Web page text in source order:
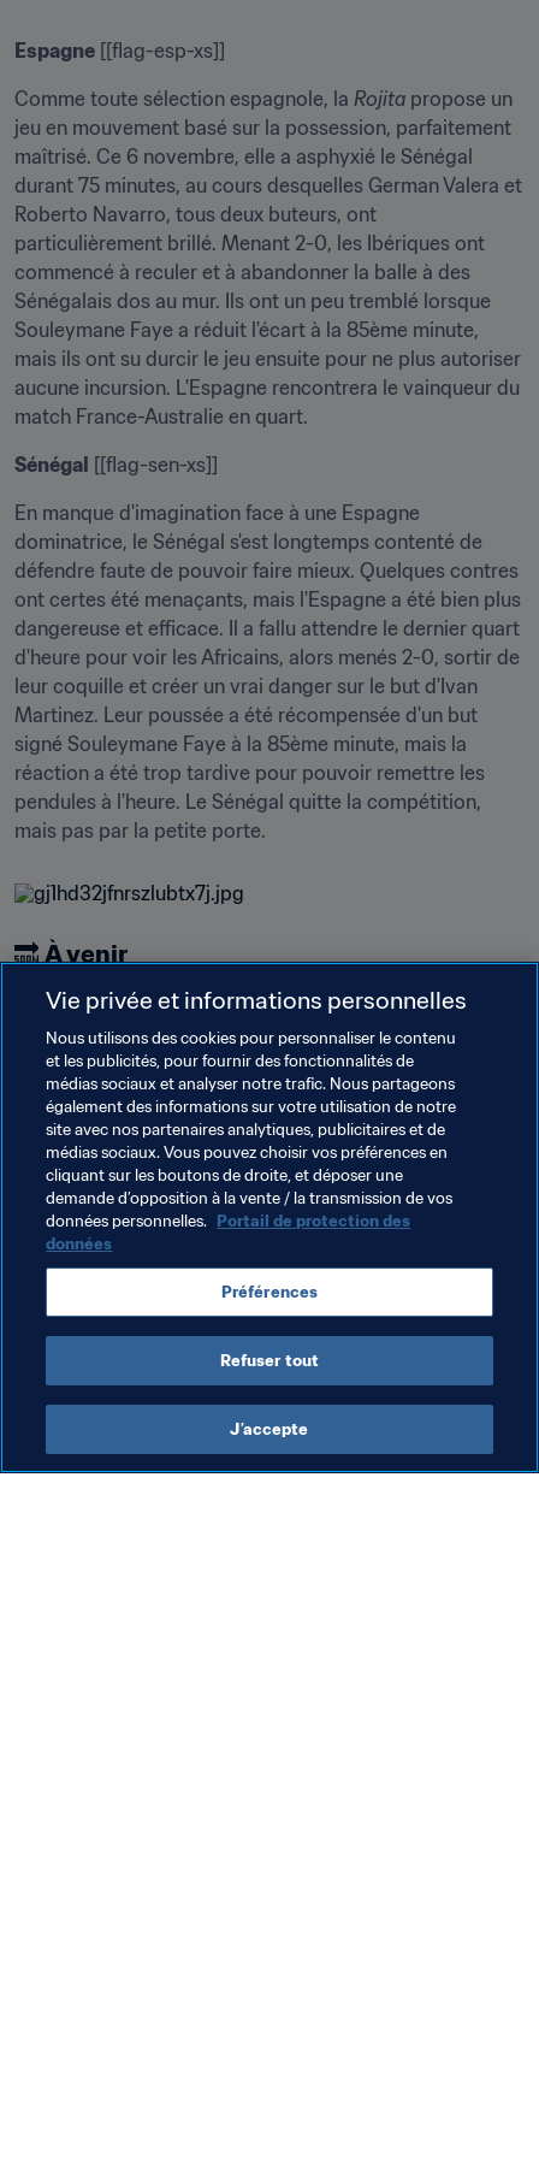
Espagne [[flag-esp-xs]]
Comme toute sélection espagnole, la Rojita propose un
jeu en mouvement basé sur la possession, parfaitement
maîtrisé. Ce 6 novembre, elle a asphyxié le Sénégal
durant 75 minutes, au cours desquelles German Valera et
Roberto Navarro, tous deux buteurs, ont
particulièrement brillé. Menant 2-0, les Ibériques ont
commencé à reculer et à abandonner la balle à des
Sénégalais dos au mur. Ils ont un peu tremblé lorsque
Souleymane Faye a réduit l'écart à la 85ème minute,
mais ils ont su durcir le jeu ensuite pour ne plus autoriser
aucune incursion. L'Espagne rencontrera le vainqueur du
match France-Australie en quart.
Sénégal [[flag-sen-xs]]
En manque d'imagination face à une Espagne
dominatrice, le Sénégal s'est longtemps contenté de
défendre faute de pouvoir faire mieux. Quelques contres
ont certes été menaçants, mais l'Espagne a été bien plus
dangereuse et efficace. Il a fallu attendre le dernier quart
d'heure pour voir les Africains, alors menés 2-0, sortir de
leur coquille et créer un vrai danger sur le but d'Ivan
Martinez. Leur poussée a été récompensée d'un but
signé Souleymane Faye à la 85ème minute, mais la
réaction a été trop tardive pour pouvoir remettre les
pendules à l'heure. Le Sénégal quitte la compétition,
mais pas par la petite porte.
🔜 À venir
Quarts de finale
11 novembre
[[flag-esp-xs]] Espagne - vainqueur du match France -
Australie (Olímpico Goiânia, 16h30 heure locale)
Thèmes en lien
Coupe du Monde U-17 de la FIFA, Brésil 2019™
Spain Senegal
Vie privée et informations personnelles
Nous utilisons des cookies pour personnaliser le contenu
et les publicités, pour fournir des fonctionnalités de
médias sociaux et analyser notre trafic. Nous partageons
également des informations sur votre utilisation de notre
site avec nos partenaires analytiques, publicitaires et de
médias sociaux. Vous pouvez choisir vos préférences en
cliquant sur les boutons de droite, et déposer une
demande d’opposition à la vente / la transmission de vos
données personnelles. Portail de protection des
données
Préférences
Refuser tout
J’accepte